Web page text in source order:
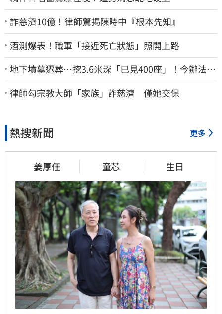
詐慈濟10億！律師驚揭陳時中『根本先知』
酒測爆表！職軍「接近死亡狀態」照開上路
地下墳墓遷葬…挖3.6米深「已見400座」！今辦法會
安撫祖先
律師勾宗教大師「家族」詐慈濟 僅她交保
熱搜新聞 更多
姜厚任 童芯 生日